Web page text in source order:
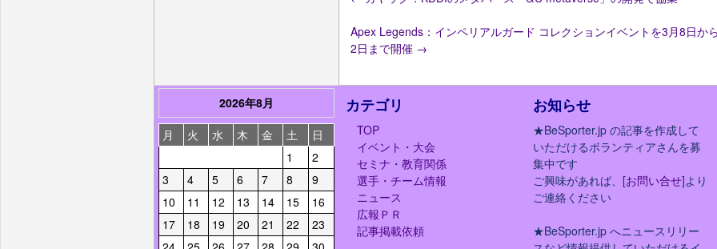
Apex Legends：インペリアルガード コレクションイベントを3月8日か
2日まで開催 →
2026年8月
月
火 水 木 金 土
日
1
2
3
4 5 6 7 8
9
10
11 12 13 14 15
16
17
18 19 20 21 22
23
カテゴリ
TOP
イベント・大会
セミナ・教育関係
選手・チーム情報
ニュース
広報ＰＲ
記事掲載依頼
お知らせ
★BeSporter.jp の記事を作成して
いただけるボランティアさんを募
集中です
ご興味があれば、[お問い合せ]より
ご連絡ください
★BeSporter.jp へニュースリリー